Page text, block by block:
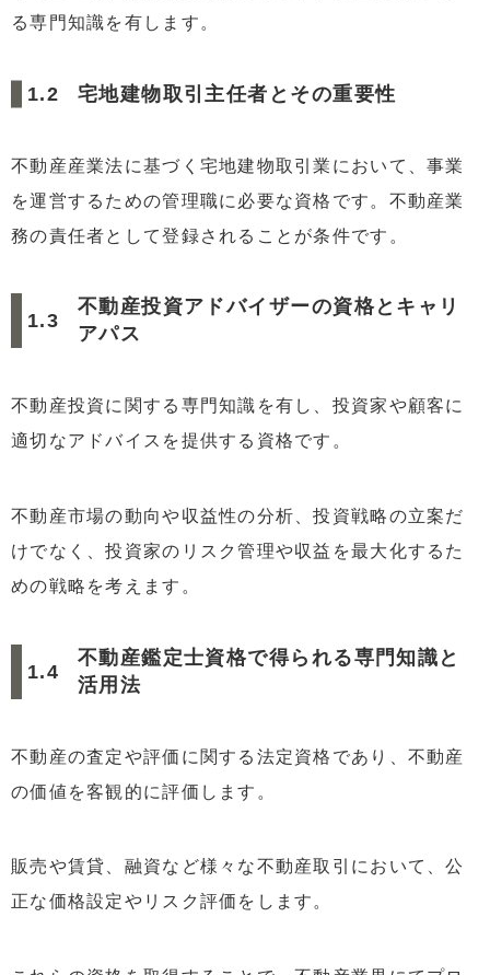
る専門知識を有します。
宅地建物取引主任者とその重要性
不動産産業法に基づく宅地建物取引業において、事業
を運営するための管理職に必要な資格です。不動産業
務の責任者として登録されることが条件です。
不動産投資アドバイザーの資格とキャリ
アパス
不動産投資に関する専門知識を有し、投資家や顧客に
適切なアドバイスを提供する資格です。
不動産市場の動向や収益性の分析、投資戦略の立案だ
けでなく、投資家のリスク管理や収益を最大化するた
めの戦略を考えます。
不動産鑑定士資格で得られる専門知識と
活用法
不動産の査定や評価に関する法定資格であり、不動産
の価値を客観的に評価します。
販売や賃貸、融資など様々な不動産取引において、公
正な価格設定やリスク評価をします。